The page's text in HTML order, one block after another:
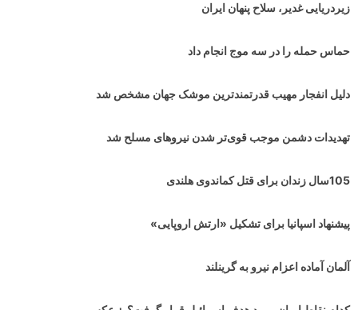
زیردریایی غدیر، سلاح پنهان ایران
حماس حمله را در سه موج انجام داد
دلیل انفجار مهیب قدرتمندترین موشک جهان مشخص شد
تهدیدات دشمن موجب قوی‌تر شدن نیروهای مسلح شد
105سال زندان برای قتل کماندوی هلندی
پیشنهاد اسپانیا برای تشکیل «ارتش اروپایی»
آلمان آماده اعزام نیرو به گرینلند